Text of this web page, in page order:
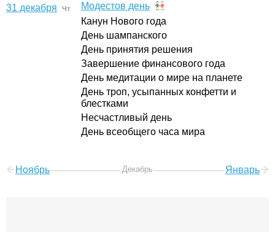
31 декабря Чт
Модестов день
Канун Нового года
День шампанского
День принятия решения
Завершение финансового года
День медитации о мире на планете
День троп, усыпанных конфетти и
блестками
Несчастливый день
День всеобщего часа мира
Ноябрь Декабрь Январь